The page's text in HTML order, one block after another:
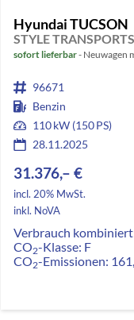
Hyundai TUCSON
sofort lieferbar Neuwagen
96671
Benzin
110 kW (150 PS)
28.11.2025
31.376,– €
incl. 20% MwSt.
inkl. NoVA
Verbrauch
CO2-Klasse: F
CO2-Emissionen: